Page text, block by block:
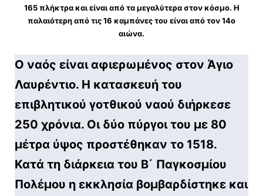
165 πλήκτρα και είναι από τα μεγαλύτερα στον κόσμο. Η
παλαιότερη από τις 16 καμπάνες του είναι από τον 14ο
αιώνα.
Ο ναός είναι αφιερωμένος στον Άγιο
Λαυρέντιο. Η κατασκευή του
επιβλητικού γοτθικού ναού διήρκεσε
250 χρόνια. Οι δύο πύργοι του με 80
μέτρα ύψος προστέθηκαν το 1518.
Κατά τη διάρκεια του Β΄ Παγκοσμίου
Πολέμου η εκκλησία βομβαρδίστηκε και